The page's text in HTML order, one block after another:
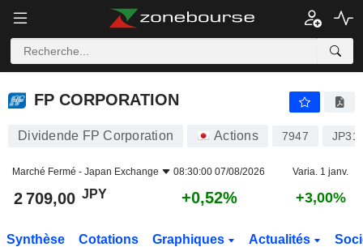
FP CORPORATION
FP CORPORATION
Dividende FP Corporation Actions 7947
Marché Fermé - Japan Exchange 08:30:00 07/08/2026 Varia. 1 janv.
2 709,00 JPY +0,52% +3,00%
Synthèse Cotations Graphiques Actualités